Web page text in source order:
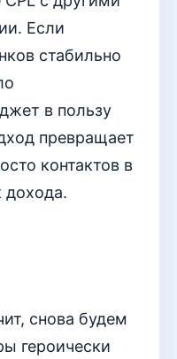
Если
стабильно
в пользу
превращает
контактов в
дохода.
снова будем
героически